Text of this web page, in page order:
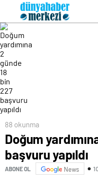
88 okunma
Doğum
başvuru yapıldı
ABONE OL News